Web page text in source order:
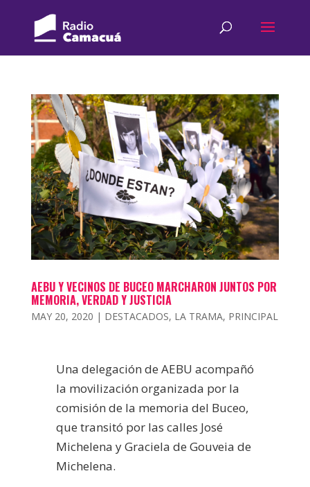
AEBU Y VECINOS DE BUCEO MARCHARON JUNTOS POR
MEMORIA, VERDAD Y JUSTICIA
MAY 20, 2020 | DESTACADOS, LA TRAMA, PRINCIPAL
Una delegación de AEBU acompañó
la movilización organizada por la
comisión de la memoria del Buceo,
que transitó por las calles José
Michelena y Graciela de Gouveia de
Michelena.